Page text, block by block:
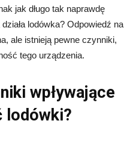
jak długo tak naprawdę
lodówka? Odpowiedź na
ale istnieją pewne czynniki,
tego urządzenia.
wpływające
lodówki?